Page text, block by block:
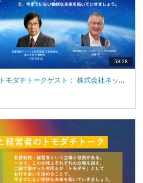
58:28
名誉教授と経営者のトモダチトークゲスト： 株式会社ネッツ 代表取締役 中村 秀一 氏